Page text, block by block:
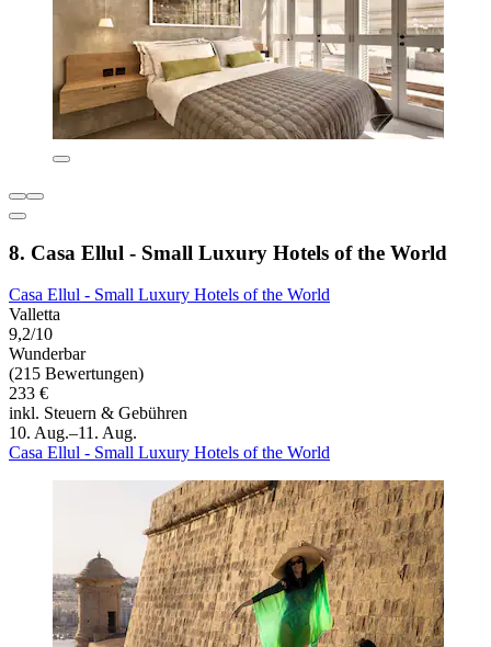
8. Casa Ellul - Small Luxury Hotels of the World
Casa Ellul - Small Luxury Hotels of the World
Valletta
9,2/10
Wunderbar
(215 Bewertungen)
233 €
inkl. Steuern & Gebühren
10. Aug.–11. Aug.
Casa Ellul - Small Luxury Hotels of the World